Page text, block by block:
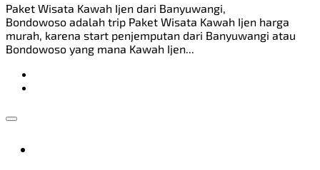
Paket Wisata Kawah Ijen dari Banyuwangi,
Bondowoso adalah trip Paket Wisata Kawah Ijen harga
murah, karena start penjemputan dari Banyuwangi atau
Bondowoso yang mana Kawah Ijen...